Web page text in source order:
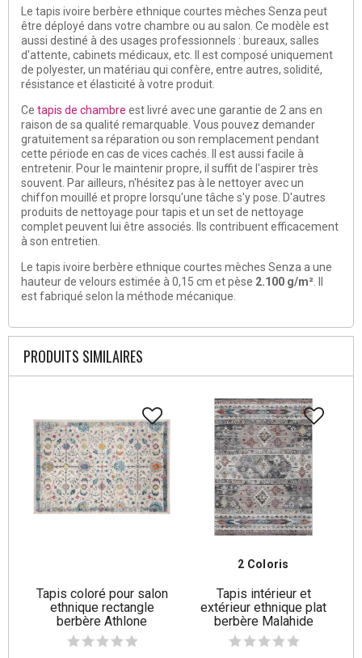
Le tapis ivoire berbère ethnique courtes mèches Senza peut
être déployé dans votre chambre ou au salon. Ce modèle est
aussi destiné à des usages professionnels : bureaux, salles
d'attente, cabinets médicaux, etc. Il est composé uniquement
de polyester, un matériau qui confère, entre autres, solidité,
résistance et élasticité à votre produit.
Ce tapis de chambre est livré avec une garantie de 2 ans en
raison de sa qualité remarquable. Vous pouvez demander
gratuitement sa réparation ou son remplacement pendant
cette période en cas de vices cachés. Il est aussi facile à
entretenir. Pour le maintenir propre, il suffit de l'aspirer très
souvent. Par ailleurs, n'hésitez pas à le nettoyer avec un
chiffon mouillé et propre lorsqu'une tâche s'y pose. D'autres
produits de nettoyage pour tapis et un set de nettoyage
complet peuvent lui être associés. Ils contribuent efficacement
à son entretien.
Le tapis ivoire berbère ethnique courtes mèches Senza a une
hauteur de velours estimée à 0,15 cm et pèse 2.100 g/m²
est fabriqué selon la méthode mécanique.
PRODUITS SIMILAIRES
Tapis coloré pour salon
ethnique rectangle
berbère Athlone
2 Coloris
Tapis intérieur et
extérieur ethnique plat
berbère Malahide